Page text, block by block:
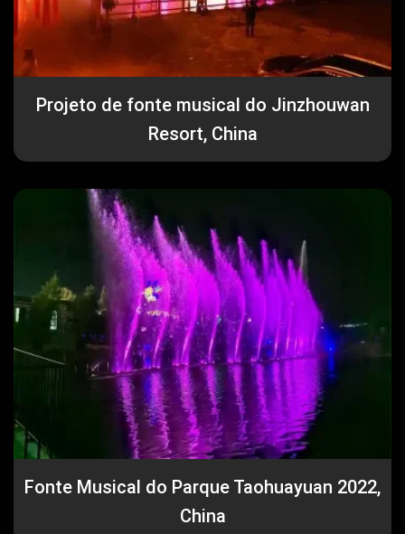
Projeto de fonte musical do Jinzhouwan
Resort, China
Fonte Musical do Parque Taohuayuan 2022,
China